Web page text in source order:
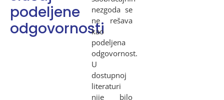
podeljene
odgovornosti
nezgoda se
ne rešava
kao
podeljena
odgovornost.
U
dostupnoj
literaturi
nije bilo